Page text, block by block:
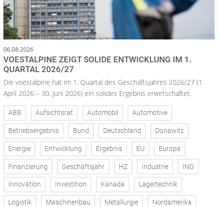
06.08.2026
VOESTALPINE ZEIGT SOLIDE ENTWICKLUNG IM 1.
QUARTAL 2026/27
Die voestalpine hat im 1. Quartal des Geschäftsjahres 2026/27 (1.
April 2026 – 30. Juni 2026) ein solides Ergebnis erwirtschaftet.
ABB Aufsichtsrat Automobil Automotive
Betriebsergebnis Bund Deutschland Donawitz
Energie Entwicklung Ergebnis EU Europa
Finanzierung Geschäftsjahr HZ Industrie ING
Innovation Investition Kanada Lagertechnik
Logistik Maschinenbau Metallurgie Nordamerika